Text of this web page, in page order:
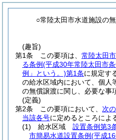
○常陸太田市水道施設の
(趣旨)
第1条
この要項は、 常陸太田
る条例(平成30年常陸太田市
例」という。)第1条に規定す
の給水区域内において、個人
の無償譲渡に関し、必要な事
(定義)
第2条
この要項において、 次
当該各号に定めるところによ
(1)
給水区域 設置条例第3
市簡易水道設置条例(平成